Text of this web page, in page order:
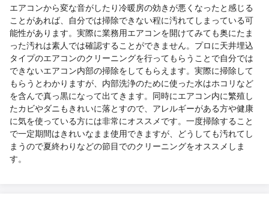
エアコンから変な音がしたり冷暖房の効きが悪くなったと感じる
ことがあれば、自分では掃除できない程に汚れてしまっている可
能性があります。実際に業務用エアコンを開けてみても奥にたま
った汚れは素人では確認することができません。プロに天井埋込
タイプのエアコンのクリーニングを行ってもらうことで自分では
できないエアコン内部の掃除をしてもらえます。実際に掃除して
もらうとわかりますが、内部洗浄のために使った水はホコリなど
を含んで真っ黒になって出てきます。同時にエアコン内に繁殖し
たカビやダニもきれいに落とすので、アレルギーがある方や健康
に気を使っている方には非常にオススメです。一度掃除すること
で一定期間はきれいなまま使用できますが、どうしても汚れてし
まうので夏終わりなどの節目でのクリーニングをオススメしま
す。